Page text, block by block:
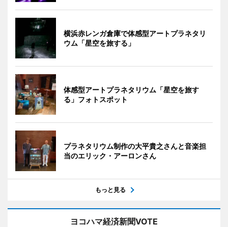
横浜赤レンガ倉庫で体感型アートプラネタリ
ウム「星空を旅する」
体感型アートプラネタリウム「星空を旅す
る」フォトスポット
プラネタリウム制作の大平貴之さんと音楽担
当のエリック・アーロンさん
もっと見る
ヨコハマ経済新聞VOTE